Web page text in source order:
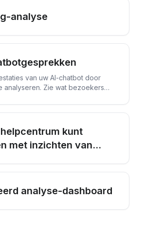
analyse
van uw AI-chatbot door
analyseren. Zie wat bezoekers
kunt
met inzichten van
analyse-dashboard